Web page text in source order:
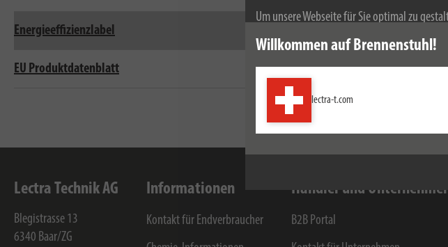
Um unsere Webseite für Sie optimal zu
wir Cookies. Durch die weitere Nutzung der
Weitere Informationen zu Cookies erhalten
Willkommen auf Brennenstuhl!
lectra-t.com
Energieeffizienzlabel
EU Produktdatenblatt
LED
Lectra Technik AG
Blegistrasse 13
6340 Baar/ZG
Informationen
Kontakt für Endverbraucher
Händler und
B2B Portal